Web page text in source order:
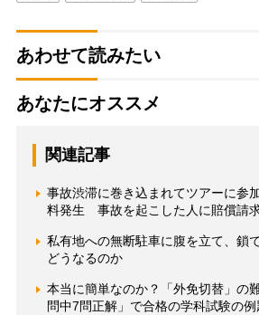
あわせて読みたい
あなたにオススメ
関連記事
事故渋滞に巻き込まれてツアーに参
料発生 事故を起こした人に賠償請
私有地への無断駐車に腹を立て、鎖
どうなるのか
本当に簡単なのか？「外免切替」
問中7問正解」で合格の学科試験の